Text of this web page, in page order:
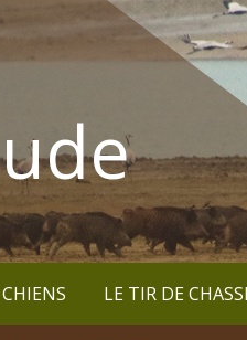
CHIENS LE TIR DE